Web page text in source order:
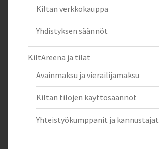
Kiltan verkkokauppa
Yhdistyksen säännöt
KiltAreena ja tilat
Avainmaksu ja vierailijamaksu
Kiltan tilojen käyttösäännöt
Yhteistyökumppanit ja kannustajat